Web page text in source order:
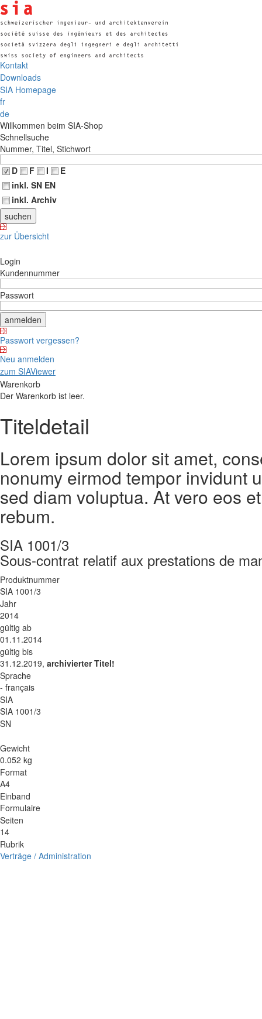
Kontakt
Downloads
SIA Homepage
fr
de
Willkommen beim SIA-Shop
Schnellsuche
Nummer, Titel, Stichwort
D
F I
E
inkl. SN EN
inkl. Archiv
zur Übersicht
Login
Kundennummer
Passwort
Passwort vergessen?
Neu anmelden
zum SIAViewer
Warenkorb
Der Warenkorb ist leer.
Titeldetail
Lorem ipsum dolor sit amet,
nonumy eirmod tempor invidunt
sed diam voluptua. At vero eos
rebum.
SIA 1001/3
Sous-contrat relatif aux prestations de
Produktnummer
SIA 1001/3
Jahr
2014
gültig ab
01.11.2014
gültig bis
31.12.2019, archivierter Titel!
Sprache
- français
SIA
SIA 1001/3
SN
Gewicht
0.052 kg
Format
A4
Einband
Formulaire
Seiten
14
Rubrik
Verträge / Administration